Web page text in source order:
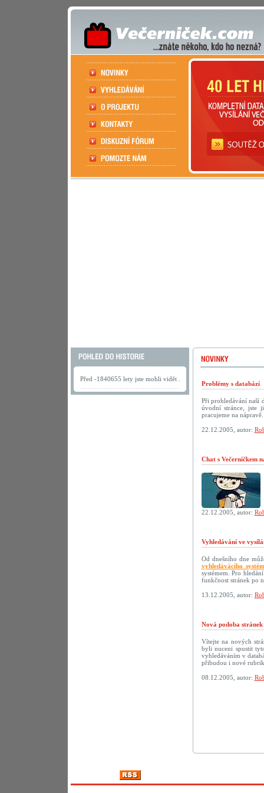
Před -1840655 lety jste mohli vidět .
Problémy s databází
Při prohledávání naší
úvodní stránce, jste
pracujeme na
22.12.2005, autor:
Chat s Večerníčkem
22.12.2005, autor:
Vyhledávání ve
Od dnešního dne
vyhledávácího
systémem. Pro
funkčnost stránek po
13.12.2005, autor:
Nová podoba
Vítejte na nových
byli nuceni spustit
vyhledáváním v
přibudou i nové
08.12.2005, autor: